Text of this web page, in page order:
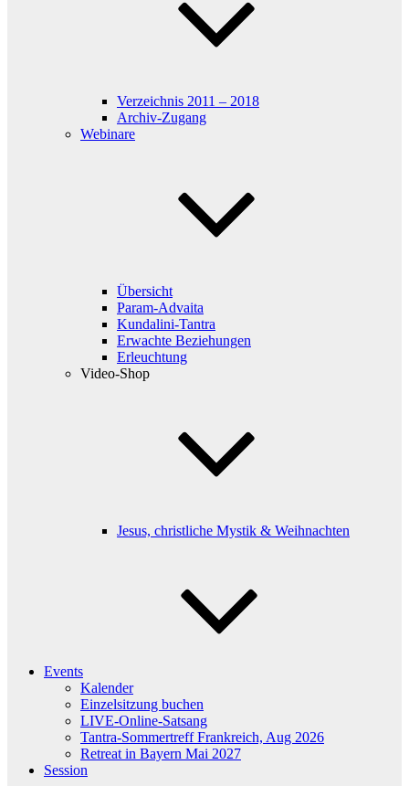
Verzeichnis 2011 – 2018
Archiv-Zugang
Webinare
Übersicht
Param-Advaita
Kundalini-Tantra
Erwachte Beziehungen
Erleuchtung
Video-Shop
Jesus, christliche Mystik & Weihnachten
Events
Kalender
Einzelsitzung buchen
LIVE-Online-Satsang
Tantra-Sommertreff Frankreich, Aug 2026
Retreat in Bayern Mai 2027
Session